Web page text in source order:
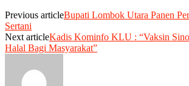
Previous articleBupati Lombok Utara Panen
Sertani
Next articleKadis Kominfo KLU : “Vaksin
Halal Bagi Masyarakat”